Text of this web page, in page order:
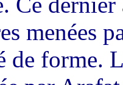
menées
de forme.